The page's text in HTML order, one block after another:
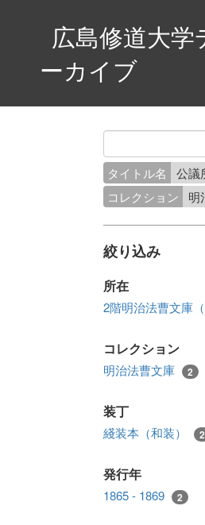
広島修道大
ーカイブ
タイトル名 公議
コレクション
明
絞り込み
所在
2階明治法曹文庫
コレクション
明治法曹文庫 2
装丁
綫装本（和装） 2
発行年
1865 - 1869 2